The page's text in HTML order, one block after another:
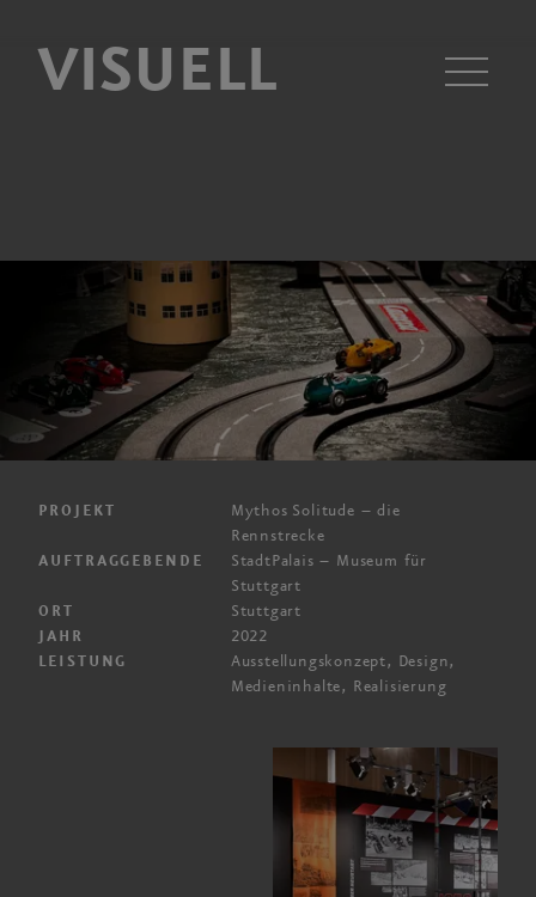
VISUELL
PROJEKT
Mythos Solitude – die
Rennstrecke
AUFTRAGGEBENDE StadtPalais – Museum für
Stuttgart
ORT Stuttgart
JAHR 2022
LEISTUNG
Ausstellungs­konzept, Design,
Medien­inhalte, Realisierung